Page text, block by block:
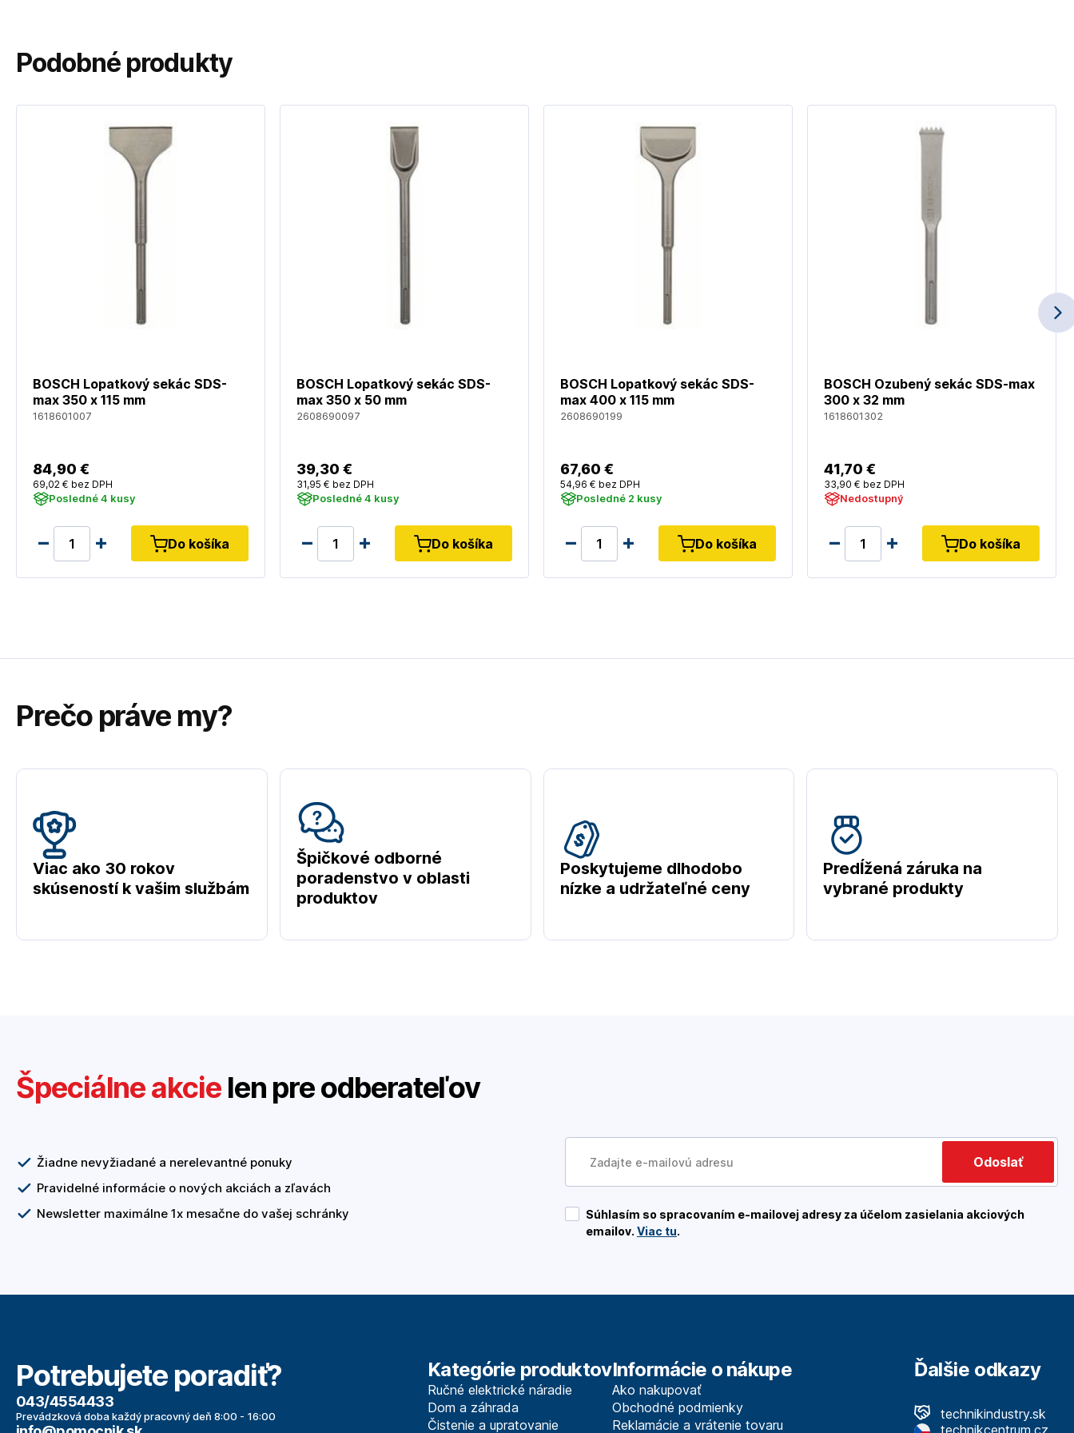
Podobné produkty
BOSCH Lopatkový sekác SDS-
max 350 x 115 mm
1618601007
84,90 €
69,02 € bez DPH
Posledné 4 kusy
Do košíka
BOSCH Lopatkový sekác SDS-
max 350 x 50 mm
2608690097
39,30 €
31,95 € bez DPH
Posledné 4 kusy
Do košíka
BOSCH Lopatkový sekác SDS-
max 400 x 115 mm
2608690199
67,60 €
54,96 € bez DPH
Posledné 2 kusy
Do košíka
BOSCH Ozubený sekác SDS-max
300 x 32 mm
1618601302
41,70 €
33,90 € bez DPH
Nedostupný
Do košíka
Prečo práve my?
Viac ako 30 rokov
skúseností k vašim službám
Špičkové odborné
poradenstvo v oblasti
produktov
Poskytujeme dlhodobo
nízke a udržateľné ceny
Predĺžená záruka na
vybrané produkty
Špeciálne akcielen pre odberateľov
Žiadne nevyžiadané a nerelevantné ponuky
Pravidelné informácie o nových akciách a zľavách
Newsletter maximálne 1x mesačne do vašej schránky
Odoslať
Súhlasím so spracovaním e-mailovej adresy za účelom zasielania akciových
emailov. Viac tu.
Potrebujete poradiť?
043/4554433
Prevádzková doba každý pracovný deň 8:00 - 16:00
Kategórie produktov
Ručné elektrické náradie
Dom a záhrada
Čistenie a upratovanie
Informácie o nákupe
Ako nakupovať
Obchodné podmienky
Reklamácie a vrátenie tovaru
Ďalšie odkazy
technikindustry.sk
technikcentrum.cz